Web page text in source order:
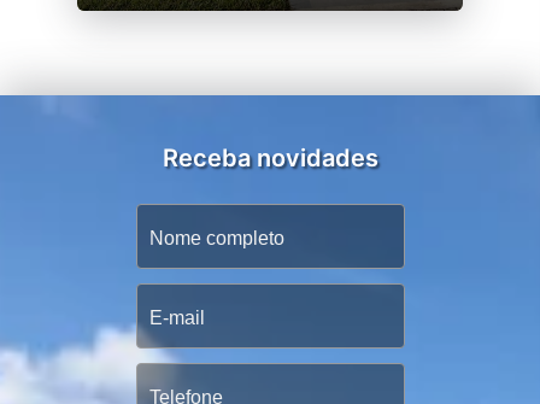
Receba novidades